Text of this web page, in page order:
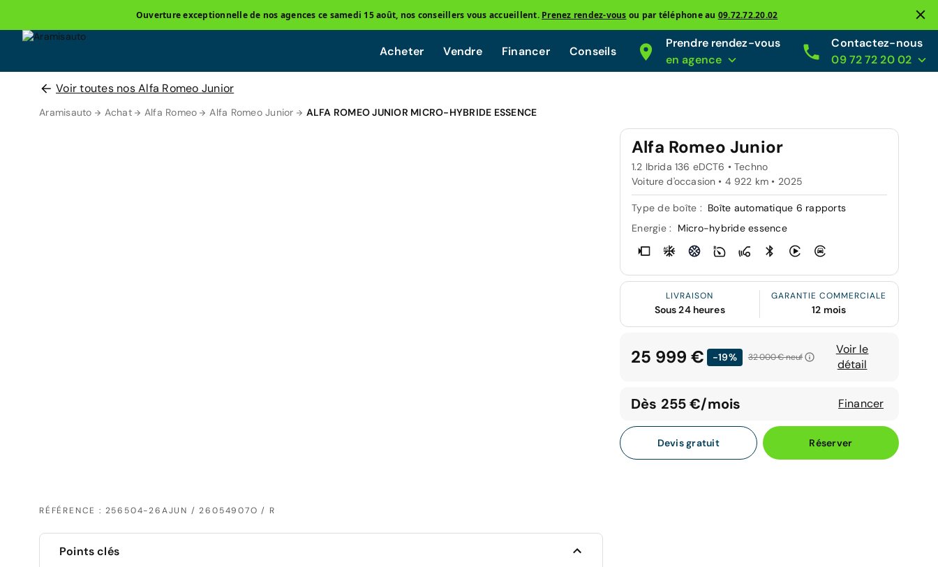
Ouverture exceptionnelle de nos agences ce samedi 15 août, nos conseillers vous accueillent. Prenez rendez-vous ou par téléphone au 09.72.72.20.02
Acheter Vendre Financer Conseils
Prendre rendez-vous
en agence
Contactez-nous
09 72 72 20 02
Voir toutes nos Alfa Romeo Junior
Aramisauto Achat Alfa Romeo Alfa Romeo Junior ALFA ROMEO JUNIOR MICRO-HYBRIDE ESSENCE
RÉFÉRENCE : 256504-26AJUN / 26054907O / R
Alfa Romeo Junior
1.2 Ibrida 136 eDCT6 • Techno
Voiture d'occasion • 4 922 km • 2025
Type de boîte : Boîte automatique 6 rapports
Energie :
Micro-hybride essence
LIVRAISON
Sous 24 heures
GARANTIE COMMERCIALE
12 mois
25 999 € -19% 32 000 €neuf
Voir le
détail
Dès 255 €/mois Financer
Devis gratuit Réserver
Points clés